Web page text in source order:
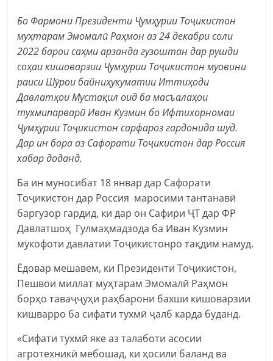
Бо Фармони Президенти Ҷумҳурии Тоҷикистон
муҳтарам Эмомалӣ Раҳмон аз 24 декабри соли
2022 барои саҳми арзанда гузоштан дар рушди
соҳаи кишоварзии Ҷумҳурии Тоҷикистон муовини
раиси Шӯрои байниҳукуматии Иттиҳоди
Давлатҳои Мустақил оид ба масъалаҳои
тухмипарварӣ Иван Кузмин бо Ифтихорномаи
Ҷумҳурии Тоҷикистон сарфароз гардонида шуд.
Дар ин бора аз Сафорати Тоҷикистон дар Россия
хабар доданд.
Ба ин муносибат 18 январ дар Сафорати
Тоҷикистон дар Россия маросими тантанавӣ
баргузор гардид, ки дар он Сафири ҶТ дар ФР
Давлатшоҳ Гулмаҳмадзода ба Иван Кузмин
мукофоти давлатии Тоҷикистонро тақдим намуд.
Ёдовар мешавем, ки Президенти Тоҷикистон,
Пешвои миллат муҳтарам Эмомалӣ Раҳмон
борҳо таваҷҷуҳи раҳбарони бахши кишоварзии
кишварро ба сифати тухмӣ ҷалб карда буданд.
«Сифати тухмӣ яке аз талаботи асосии
агротехникӣ мебошад, ки ҳосили баланд ва